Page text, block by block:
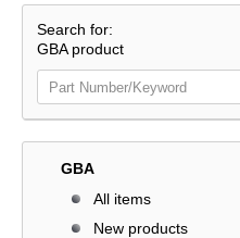
Search for:
GBA product
GBA
All items
New products